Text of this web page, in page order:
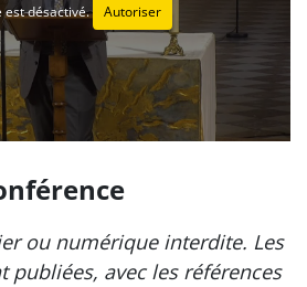
est désactivé. Autoriser
ou numérique interdite. Les
publiées, avec les références